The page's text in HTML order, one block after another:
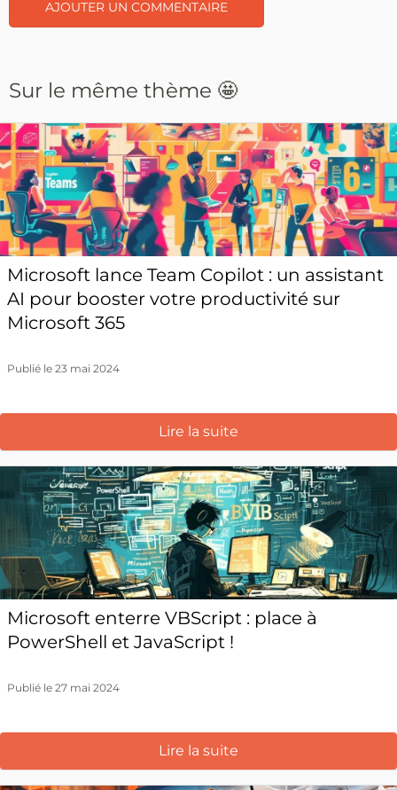
Sur le même thème 🤩
Microsoft lance Team Copilot : un assistant
AI pour booster votre productivité sur
Microsoft 365
Publié le 23 mai 2024
Lire la suite
Microsoft enterre VBScript : place à
PowerShell et JavaScript !
Publié le 27 mai 2024
Lire la suite